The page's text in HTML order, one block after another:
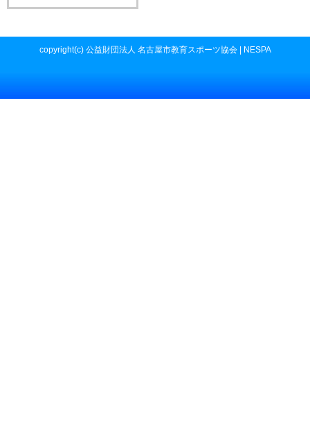
copyright(c) 公益財団法人 名古屋市教育スポーツ協会 | NESPA